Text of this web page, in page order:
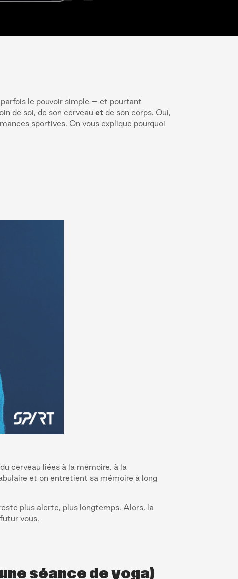
le pouvoir simple – et pourtant
de soi, de son cerveauet de son corps. Oui,
sportives. On vous explique pourquoi
cerveau liées à la mémoire, à la
et on entretient sa mémoire à long
plus alerte, plus longtemps. Alors, la
vous.
séance de yoga)